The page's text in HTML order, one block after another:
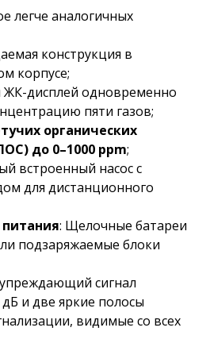
легче аналогичных
конструкция в
корпусе;
дисплей одновременно
пяти газов;
органических
до 0–1000 ppm;
встроенный насос с
для дистанционного
: Щелочные батареи
подзаряжаемые блоки
сигнал
и две яркие полосы
видимые со всех